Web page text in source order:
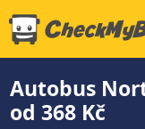
Autobus
od 368 Kč